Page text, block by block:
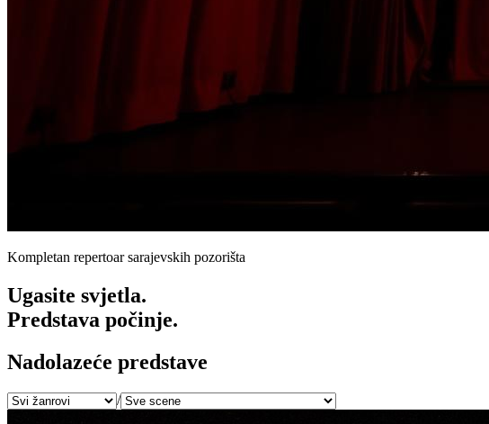
Kompletan repertoar sarajevskih pozorišta
Ugasite svjetla.
Predstava počinje.
Nadolazeće predstave
/